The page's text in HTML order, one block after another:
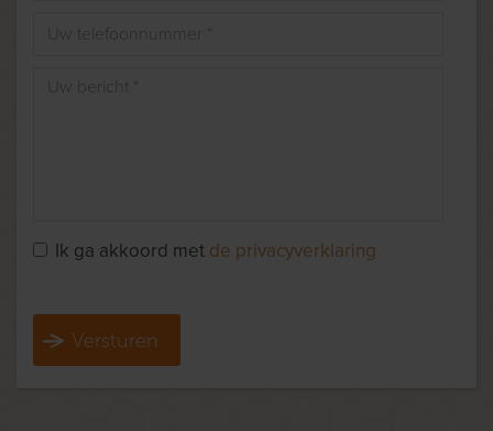
Ik ga akkoord met de privacyverklaring
Versturen